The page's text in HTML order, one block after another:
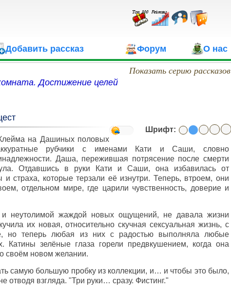
Добавить рассказ Форум О нас
Показать серию рассказов
Достижение целей
Шрифт:
на Дашиных половых
рубчики с именами Кати и Саши, словно
Даша, пережившая потрясение после смерти
Отдавшись в руки Кати и Саши, она избавилась от
страха, которые терзали её изнутри. Теперь, втроем, они
отдельном мире, где царили чувственность, доверие и
неутолимой жаждой новых ощущений, не давала жизни
их новая, относительно скучная сексуальная жизнь, с
но теперь любая из них с радостью выполняла любые
Катины зелёные глаза горели предвкушением, когда она
своём новом желании.
самую большую пробку из коллекции, и… и чтобы это было,
отводя взгляда. "Три руки… сразу. Фистинг."